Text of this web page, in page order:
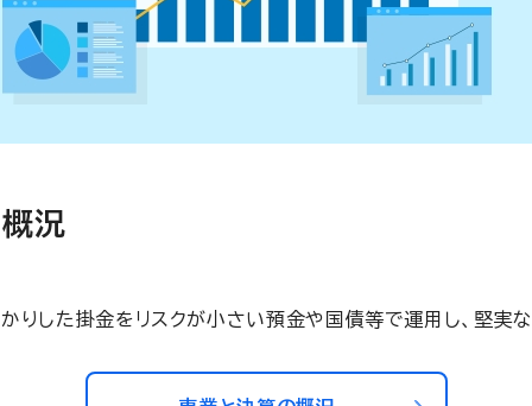
況
りした掛金をリスクが小さい預金や国債等で運用し、堅実